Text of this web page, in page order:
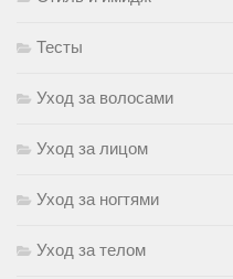
Тесты
Уход за волосами
Уход за лицом
Уход за ногтями
Уход за телом